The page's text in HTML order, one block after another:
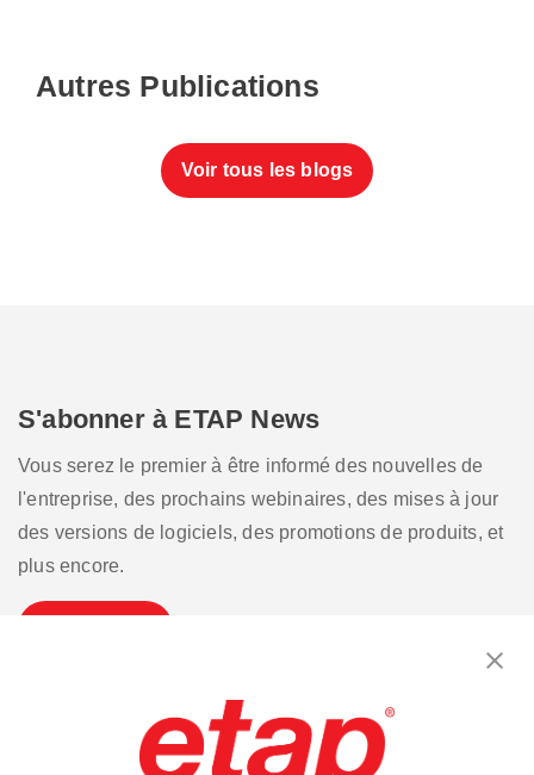
Autres Publications
Voir tous les blogs
S'abonner à ETAP News
Vous serez le premier à être informé des nouvelles de
l'entreprise, des prochains webinaires, des mises à jour
des versions de logiciels, des promotions de produits, et
plus encore.
Contactez-nous. | Conditions d'utilisation
Politique de confidentialité | Plan du site